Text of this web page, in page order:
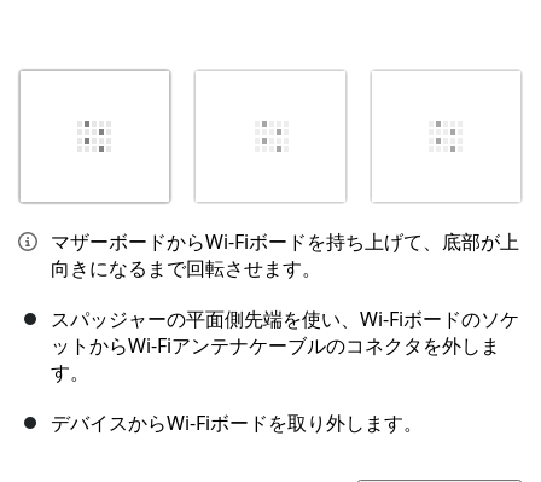
マザーボードからWi-Fiボードを持ち上げて、底部が上
向きになるまで回転させます。
スパッジャーの平面側先端を使い、Wi-Fiボードのソケ
ットからWi-Fiアンテナケーブルのコネクタを外しま
す。
デバイスからWi-Fiボードを取り外します。